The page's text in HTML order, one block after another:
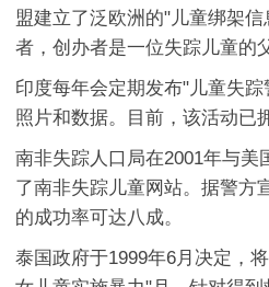
盟建立了泛欧洲的"儿童绑架
者，创办者是一位失踪儿童的
印度每年会定期发布"儿童失
照片和数据。目前，该活动已
南非失踪人口局在2001年与美
了南非失踪儿童网站。据警方
的成功率可达八成。
泰国政府于1999年6月决定，